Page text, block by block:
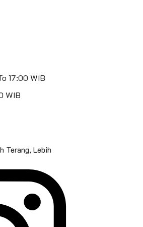
17:00 WIB
WIB
Terang, Lebih